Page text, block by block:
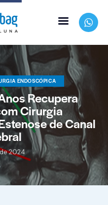
ENDOSCÓPICA
Recupera
Cirurgia
de Canal
de 2024